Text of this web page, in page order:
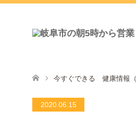
今すぐできる 健康情報（
2020.06.15